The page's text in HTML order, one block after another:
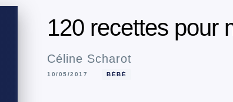
120 recettes pour
Céline Scharot
10/05/2017 BÉBÉ